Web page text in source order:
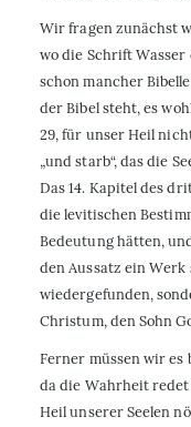
Wir fragen zunächst
wo die Schrift Wasser
schon mancher
der Bibel steht, es
29, für unser Heil
„und starb“, das die
Das 14. Kapitel des
die levitischen
Bedeutung hätten,
den Aussatz ein
wiedergefunden,
Christum, den Sohn
Ferner müssen wir
da die Wahrheit
Heil unserer Seelen